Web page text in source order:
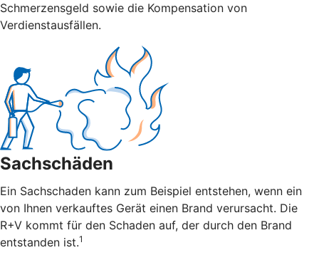
Schmerzensgeld sowie die Kompensation von
Verdienstausfällen.
Sachschäden
Ein Sachschaden kann zum Beispiel entstehen, wenn ein
von Ihnen verkauftes Gerät einen Brand verursacht. Die
R+V kommt für den Schaden auf, der durch den Brand
entstanden ist.1